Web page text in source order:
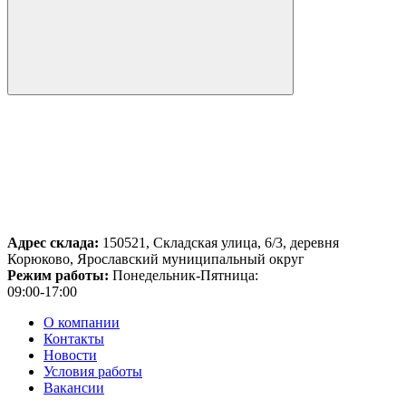
Адрес склада: 150521, Складская улица, 6/3, деревня
Корюково, Ярославский муниципальный округ
Режим работы: Понедельник-Пятница:
09:00-17:00
О компании
Контакты
Новости
Условия работы
Вакансии